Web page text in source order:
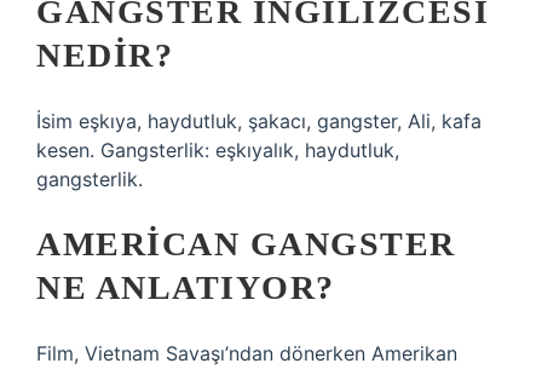
GANGSTER INGILIZCESI
NEDIR?
İsim eşkıya, haydutluk, şakacı, gangster, Ali, kafa
kesen. Gangsterlik: eşkıyalık, haydutluk,
gangsterlik.
AMERICAN GANGSTER
NE ANLATIYOR?
Film, Vietnam Savaşı’ndan dönerken Amerikan